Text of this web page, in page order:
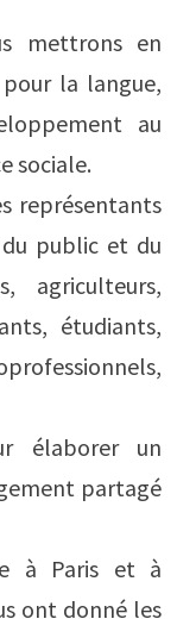
mettrons en
la langue,
au
sociale.
représentants
public et du
agriculteurs,
étudiants,
élaborer un
partagé
à Paris et à
ont donné les